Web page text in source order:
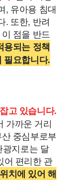
, 유아용 침대
. 또한, 반려
점을 반드
용되는 정책
필요합니다.
고 있습니다.
가까운 거리
중심부로부
지로는 달
어 편리한 관
치에 있어 해